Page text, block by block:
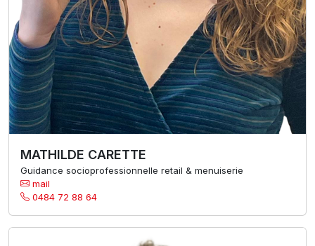
MATHILDE CARETTE
Guidance socioprofessionnelle retail & menuiserie
mail
0484 72 88 64